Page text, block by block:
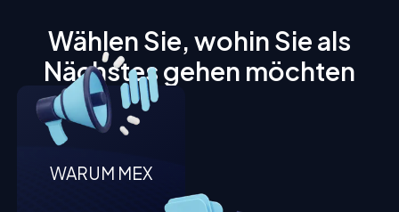
Wählen Sie, wohin Sie als
Nächstes gehen möchten
WARUM MEX